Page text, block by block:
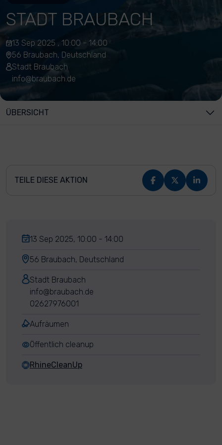
STADT BRAUBACH
13 Sep 2025 , 10:00 - 14:00
56 Braubach, Deutschland
Stadt Braubach
info@braubach.de
ÜBERSICHT
TEILE DIESE AKTION
13 Sep 2025, 10:00 - 14:00
56 Braubach, Deutschland
Stadt Braubach
info@braubach.de
02627976001
Aufräumen
Öffentlich cleanup
RhineCleanUp